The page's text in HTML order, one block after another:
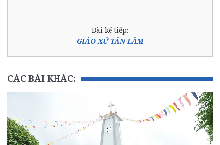
Bài kế tiếp:
GIÁO XỨ TÂN LÂM
CÁC BÀI KHÁC: